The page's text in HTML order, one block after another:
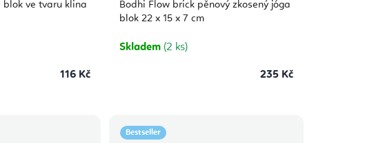
blok ve tvaru klina
116 Kč
Bodhi Flow brick pěnový zkosený jóga
blok 22 x 15 x 7 cm
je
5,0
hvězdiček.
Skladem (2 ks)
235 Kč
Bestseller